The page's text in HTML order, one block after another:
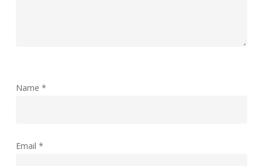
Name *
Email *